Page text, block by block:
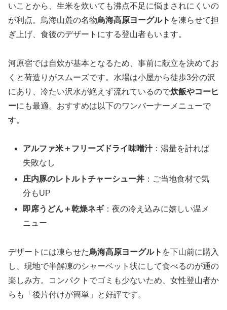
いことから、生米を炊いても沸点不足に悩まされにくいの
が利点。鳥海山麓の名物鳥海高原ヨーグルト を凍らせて担
ぎ上げ、食後のデザートにする登山者もいます。
河原宿では自炊が基本となるため、事前に献立を決めてお
くと荷造りがスムーズです。水場は小屋から徒歩3分の沢
にあり、冷たい沢水が絶えず流れているので炊飯やコーヒ
ーにも最適。おすすめは以下のワンバーナーメニューで
す。
アルファ米＋フリーズドライ味噌汁：湯量を計れば
失敗なし
庄内豚のレトルトチャーシュー丼 ：ご当地食材で気
分もUP
即席うどん＋乾燥ネギ：夜の冷え込みに嬉しい温メ
ニュー
デザートには凍らせた鳥海高原ヨーグルト を下山前に購入
し、現地で半解凍のシャーベット状にして食べるのが通の
楽しみ方。コンパクトでゴミも少ないため、女性登山者か
らも「後片付けが簡単」と好評です。